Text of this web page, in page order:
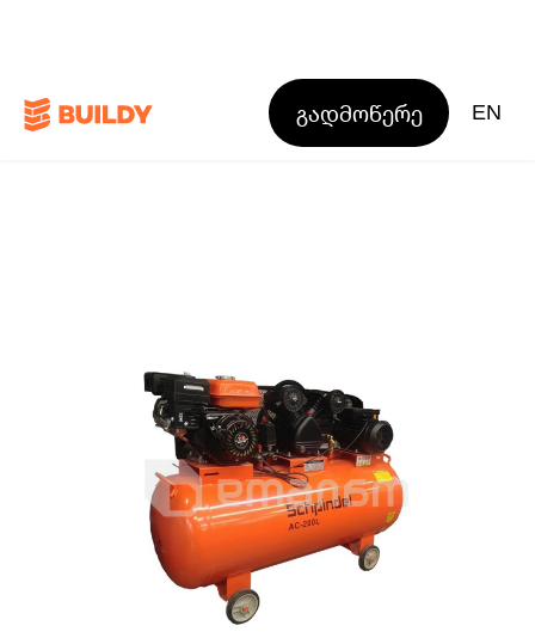
გადმოწერე EN